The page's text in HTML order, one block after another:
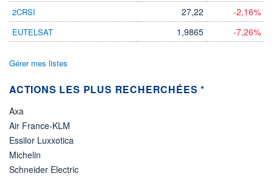
2CRSI 27,22 -2,16%
EUTELSAT 1,9865 -7,26%
Gérer mes listes
ACTIONS LES PLUS RECHERCHÉES *
Axa
Air France-KLM
Essilor Luxxotica
Michelin
Schneider Electric